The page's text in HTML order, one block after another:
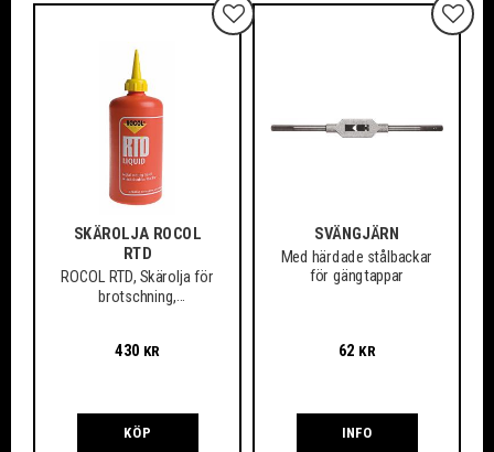
SKÄROLJA ROCOL
RTD
ROCOL RTD, Skärolja för
brotschning,
430 KR
Lägg till i favoriter
KÖP
SVÄNGJÄRN
Med härdade stålbackar
för gängtappar
62 KR
Lägg
INFO